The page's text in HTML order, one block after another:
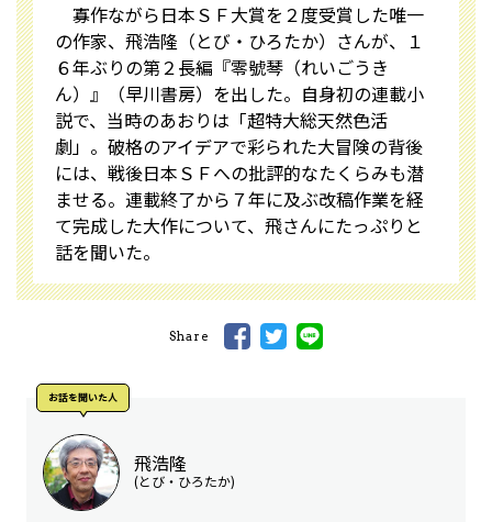
寡作ながら日本ＳＦ大賞を２度受賞した唯一
の作家、飛浩隆（とび・ひろたか）さんが、１
６年ぶりの第２長編『零號琴（れいごうき
ん）』（早川書房）を出した。自身初の連載小
説で、当時のあおりは「超特大総天然色活
劇」。破格のアイデアで彩られた大冒険の背後
には、戦後日本ＳＦへの批評的なたくらみも潜
ませる。連載終了から７年に及ぶ改稿作業を経
て完成した大作について、飛さんにたっぷりと
話を聞いた。
Share
お話を聞いた⼈
飛浩隆
(とび・ひろたか)